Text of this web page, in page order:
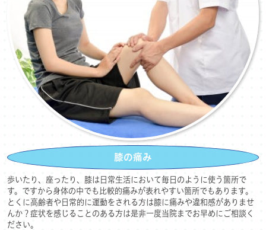
膝の痛み
歩いたり、座ったり、膝は日常生活において毎日のように使う箇所で
す。ですから身体の中でも比較的痛みが表れやすい箇所でもあります。
とくに高齢者や日常的に運動をされる方は膝に痛みや違和感がありませ
んか？症状を感じることのある方は是非一度当院までお早めにご相談く
ださい。